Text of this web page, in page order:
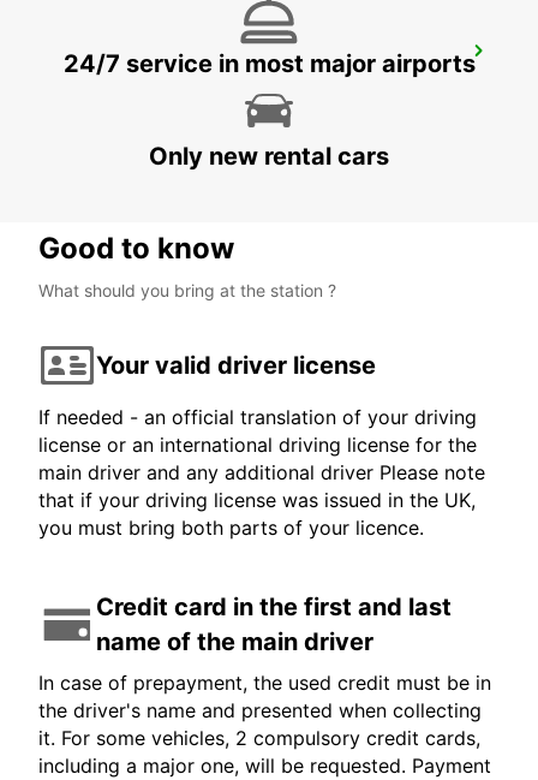
WATERFORD
24/7 service in most major airports
Only new rental cars
Good to know
What should you bring at the station ?
Your valid driver license
If needed - an official translation of your driving
license or an international driving license for the
main driver and any additional driver Please note
that if your driving license was issued in the UK,
you must bring both parts of your licence.
Credit card in the first and last
name of the main driver
In case of prepayment, the used credit must be in
the driver's name and presented when collecting
it. For some vehicles, 2 compulsory credit cards,
including a major one, will be requested. Payment